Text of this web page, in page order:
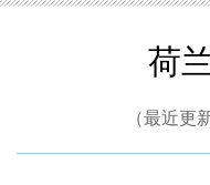
荷
（最近更